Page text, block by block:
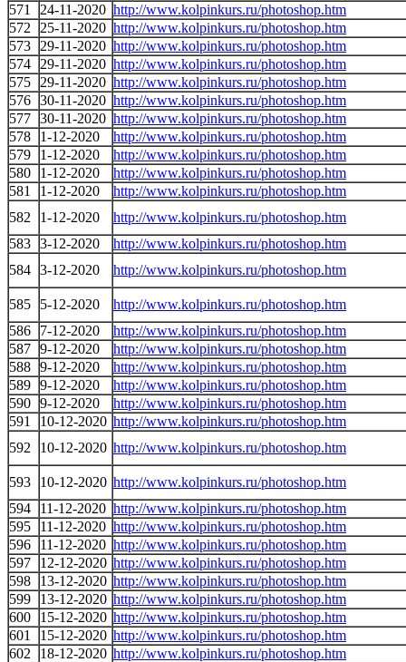
571
24-11-2020 http://www.kolpinkurs.ru/photoshop.htm
572
25-11-2020 http://www.kolpinkurs.ru/photoshop.htm
573
29-11-2020 http://www.kolpinkurs.ru/photoshop.htm
574
29-11-2020 http://www.kolpinkurs.ru/photoshop.htm
575
29-11-2020 http://www.kolpinkurs.ru/photoshop.htm
576 30-11-2020 http://www.kolpinkurs.ru/photoshop.htm
577 30-11-2020 http://www.kolpinkurs.ru/photoshop.htm
578
1-12-2020
http://www.kolpinkurs.ru/photoshop.htm
579
1-12-2020
http://www.kolpinkurs.ru/photoshop.htm
580
1-12-2020
http://www.kolpinkurs.ru/photoshop.htm
581
1-12-2020
http://www.kolpinkurs.ru/photoshop.htm
582
1-12-2020
http://www.kolpinkurs.ru/photoshop.htm
583 3-12-2020
http://www.kolpinkurs.ru/photoshop.htm
584 3-12-2020 http://www.kolpinkurs.ru/photoshop.htm
585 5-12-2020
http://www.kolpinkurs.ru/photoshop.htm
586
7-12-2020
http://www.kolpinkurs.ru/photoshop.htm
587 9-12-2020
http://www.kolpinkurs.ru/photoshop.htm
588 9-12-2020
http://www.kolpinkurs.ru/photoshop.htm
589 9-12-2020
http://www.kolpinkurs.ru/photoshop.htm
590 9-12-2020
http://www.kolpinkurs.ru/photoshop.htm
591
10-12-2020 http://www.kolpinkurs.ru/photoshop.htm
592
10-12-2020 http://www.kolpinkurs.ru/photoshop.htm
593 10-12-2020 http://www.kolpinkurs.ru/photoshop.htm
594
11-12-2020 http://www.kolpinkurs.ru/photoshop.htm
595
11-12-2020 http://www.kolpinkurs.ru/photoshop.htm
596
11-12-2020 http://www.kolpinkurs.ru/photoshop.htm
597
12-12-2020 http://www.kolpinkurs.ru/photoshop.htm
598
13-12-2020 http://www.kolpinkurs.ru/photoshop.htm
599
13-12-2020 http://www.kolpinkurs.ru/photoshop.htm
600
15-12-2020 http://www.kolpinkurs.ru/photoshop.htm
601
15-12-2020 http://www.kolpinkurs.ru/photoshop.htm
602
18-12-2020 http://www.kolpinkurs.ru/photoshop.htm